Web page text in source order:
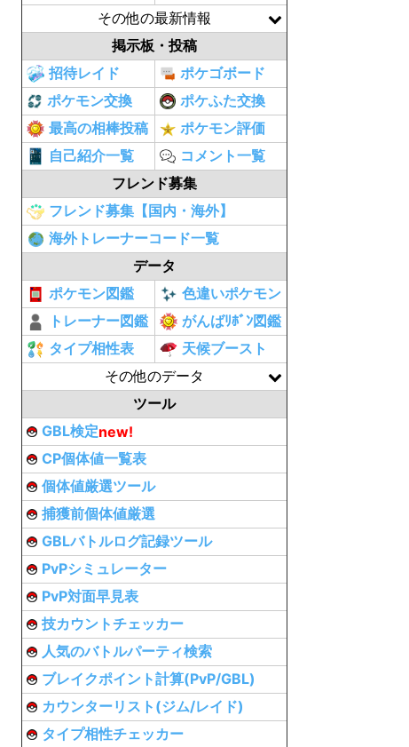
その他の最新情報
掲示板・投稿
招待レイド
ポケゴボード
ポケモン交換
ポケふた交換
最高の相棒投稿
ポケモン評価
自己紹介一覧
コメント一覧
フレンド募集
フレンド募集【国内・海外】
海外トレーナーコード一覧
データ
ポケモン図鑑
色違いポケモン
トレーナー図鑑
がんばﾘﾎﾞﾝ図鑑
タイプ相性表
天候ブースト
その他のデータ
ツール
GBL検定new!
CP個体値一覧表
個体値厳選ツール
捕獲前個体値厳選
GBLバトルログ記録ツール
PvPシミュレーター
PvP対面早見表
技カウントチェッカー
人気のバトルパーティ検索
ブレイクポイント計算(PvP/GBL)
カウンターリスト(ジム/レイド)
タイプ相性チェッカー